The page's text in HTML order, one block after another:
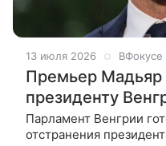
13 июля 2026 ВФокусе
Премьер Мадьяр
президенту
Парламент Венгрии
отстранения